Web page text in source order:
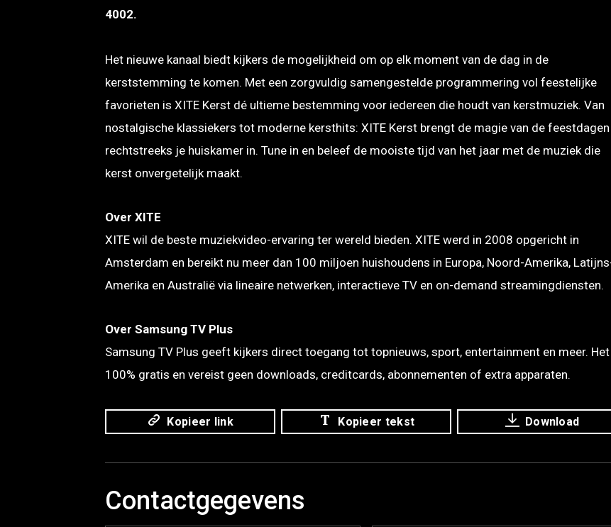
4002.
Het nieuwe kanaal biedt kijkers de mogelijkheid om op elk moment van de dag in de
kerststemming te komen. Met een zorgvuldig samengestelde programmering vol feestelijke
favorieten is XITE Kerst dé ultieme bestemming voor iedereen die houdt van kerstmuziek. Van
nostalgische klassiekers tot moderne kersthits: XITE Kerst brengt de magie van de feestdagen
rechtstreeks je huiskamer in. Tune in en beleef de mooiste tijd van het jaar met de muziek die
kerst onvergetelijk maakt.
Over XITE
XITE wil de beste muziekvideo-ervaring ter wereld bieden. XITE werd in 2008 opgericht in
Amsterdam en bereikt nu meer dan 100 miljoen huishoudens in Europa, Noord-Amerika,
Amerika en Australië via lineaire netwerken, interactieve TV en on-demand streamingdiensten.
Over Samsung TV Plus
Samsung TV Plus geeft kijkers direct toegang tot topnieuws, sport, entertainment en meer.
100% gratis en vereist geen downloads, creditcards, abonnementen of extra apparaten.
Kopieer link Kopieer tekst Download
Contactgegevens